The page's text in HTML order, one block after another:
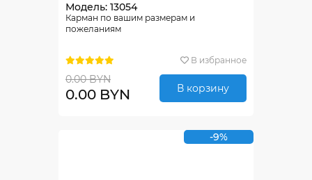
Модель: 13054
Карман по вашим размерам и
пожеланиям
В избранное
0.00 BYN
0.00 BYN В корзину
-9%